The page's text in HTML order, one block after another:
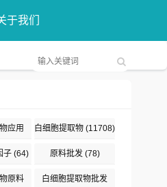
于我们
应用 白细胞提取物 (11708)
子(64) 原料批发(78)
原料 白细胞提取物批发